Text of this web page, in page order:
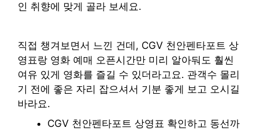
인 취향에 맞게 골라 보세요.
직접 챙겨보면서 느낀 건데, CGV 천안펜타포트 상
영표랑 영화 예매 오픈시간만 미리 알아둬도 훨씬
여유 있게 영화를 즐길 수 있더라고요. 관객수 몰리
기 전에 좋은 자리 잡으셔서 기분 좋게 보고 오시길
바라요.
CGV 천안펜타포트 상영표 확인하고 동선까